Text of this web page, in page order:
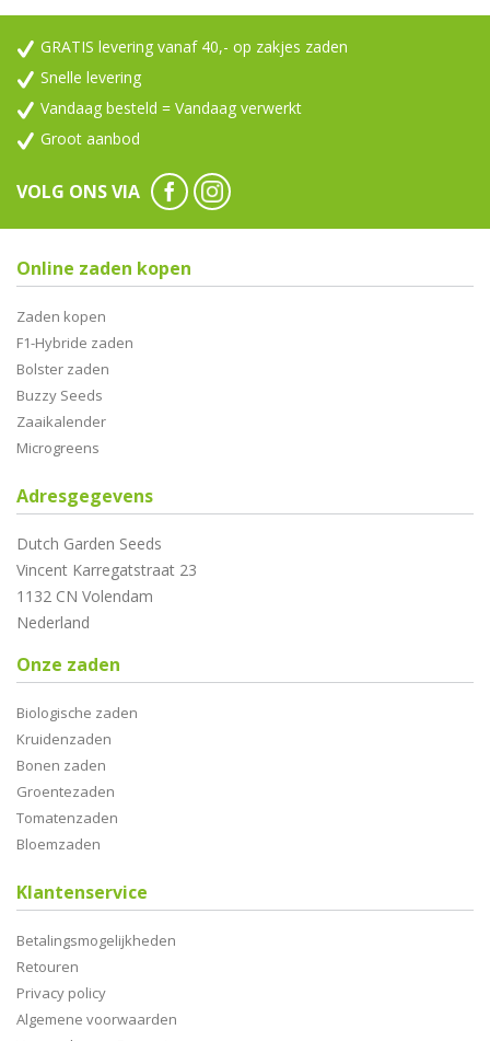
GRATIS levering vanaf 40,- op zakjes zaden
Snelle levering
Vandaag besteld = Vandaag verwerkt
Groot aanbod
VOLG ONS VIA
Online zaden kopen
Zaden kopen
F1-Hybride zaden
Bolster zaden
Buzzy Seeds
Zaaikalender
Microgreens
Adresgegevens
Dutch Garden Seeds
Vincent Karregatstraat 23
1132 CN Volendam
Nederland
Onze zaden
Biologische zaden
Kruidenzaden
Bonen zaden
Groentezaden
Tomatenzaden
Bloemzaden
Klantenservice
Betalingsmogelijkheden
Retouren
Privacy policy
Algemene voorwaarden